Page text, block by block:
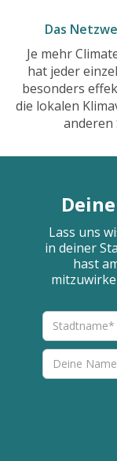
Das
Je mehr
hat jeder
besonders
die lokalen
anderen
Lass uns
in deiner
hast